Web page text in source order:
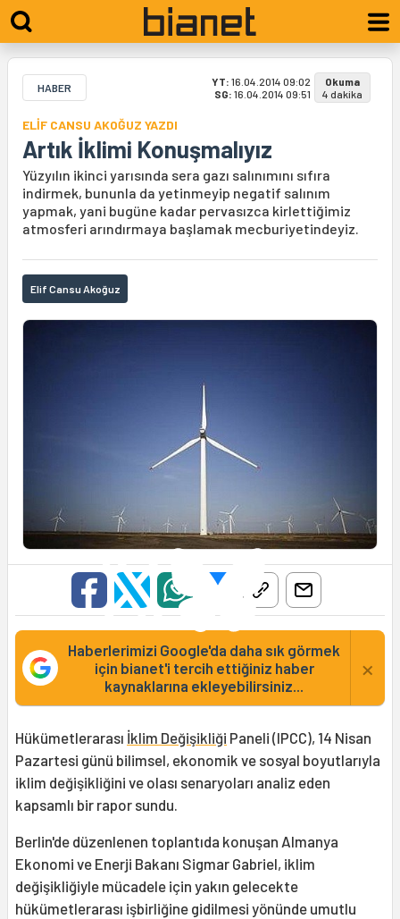
HABER YT: 16.04.2014 09:02
SG: 16.04.2014 09:51
Okuma
4 dakika
ELİF CANSU AKOĞUZ YAZDI
Artık İklimi Konuşmalıyız
Yüzyılın ikinci yarısında sera gazı salınımını sıfıra
indirmek, bununla da yetinmeyip negatif salınım
yapmak, yani bugüne kadar pervasızca kirlettiğimiz
atmosferi arındırmaya başlamak mecburiyetindeyiz.
Elif Cansu Akoğuz
Haberlerimizi Google'da daha sık görmek
için bianet'i tercih ettiğiniz haber
kaynaklarına ekleyebilirsiniz...
×
Hükümetlerarası İklim Değişikliği Paneli (IPCC), 14 Nisan
Pazartesi günü bilimsel, ekonomik ve sosyal boyutlarıyla
iklim değişikliğini ve olası senaryoları analiz eden
kapsamlı bir rapor sundu.
Berlin'de düzenlenen toplantıda konuşan Almanya
Ekonomi ve Enerji Bakanı Sigmar Gabriel, iklim
değişikliğiyle mücadele için yakın gelecekte
hükümetlerarası işbirliğine gidilmesi yönünde umutlu